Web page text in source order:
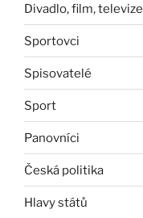
Divadlo, film, televize
Sportovci
Spisovatelé
Sport
Panovníci
Česká politika
Hlavy států